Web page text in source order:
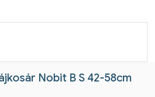
Nobit B S 42-58cm